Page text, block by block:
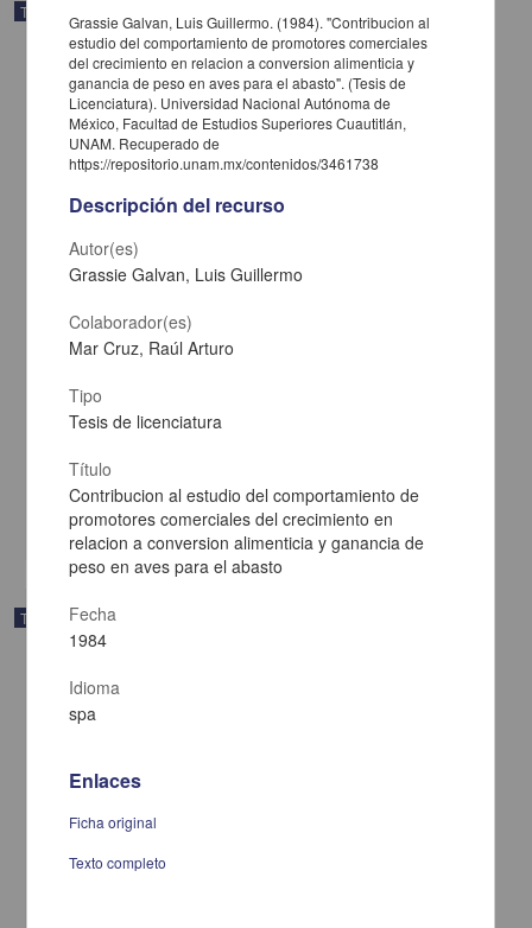
Trabajo de grado
Alteraciones cardio vasculares observadas en necropsias de
julio a diciembre de 1982 y su aplicacion en la clinica de pequenas
especies
Medicina y Ciencias de la Salud
Trabajo de grado
Grassie Galvan, Luis Guillermo. (1984). "Contribucion al
estudio del comportamiento de promotores comerciales
del crecimiento en relacion a conversion alimenticia y
ganancia de peso en aves para el abasto". (Tesis de
Licenciatura). Universidad Nacional Autónoma de
México, Facultad de Estudios Superiores Cuautitlán,
UNAM. Recuperado de
https://repositorio.unam.mx/contenidos/3461738
Descripción del recurso
Autor(es)
Grassie Galvan, Luis Guillermo
Colaborador(es)
Mar Cruz, Raúl Arturo
Tipo
Tesis de licenciatura
Título
Contribucion al estudio del comportamiento de
promotores comerciales del crecimiento en
relacion a conversion alimenticia y ganancia de
peso en aves para el abasto
Fecha
1984
Idioma
spa
Enlaces
Ficha original
Texto completo